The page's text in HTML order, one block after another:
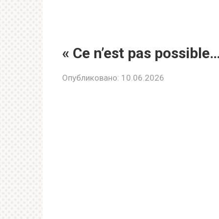
« Ce n’est pas
Опубликовано: 10.06.2026